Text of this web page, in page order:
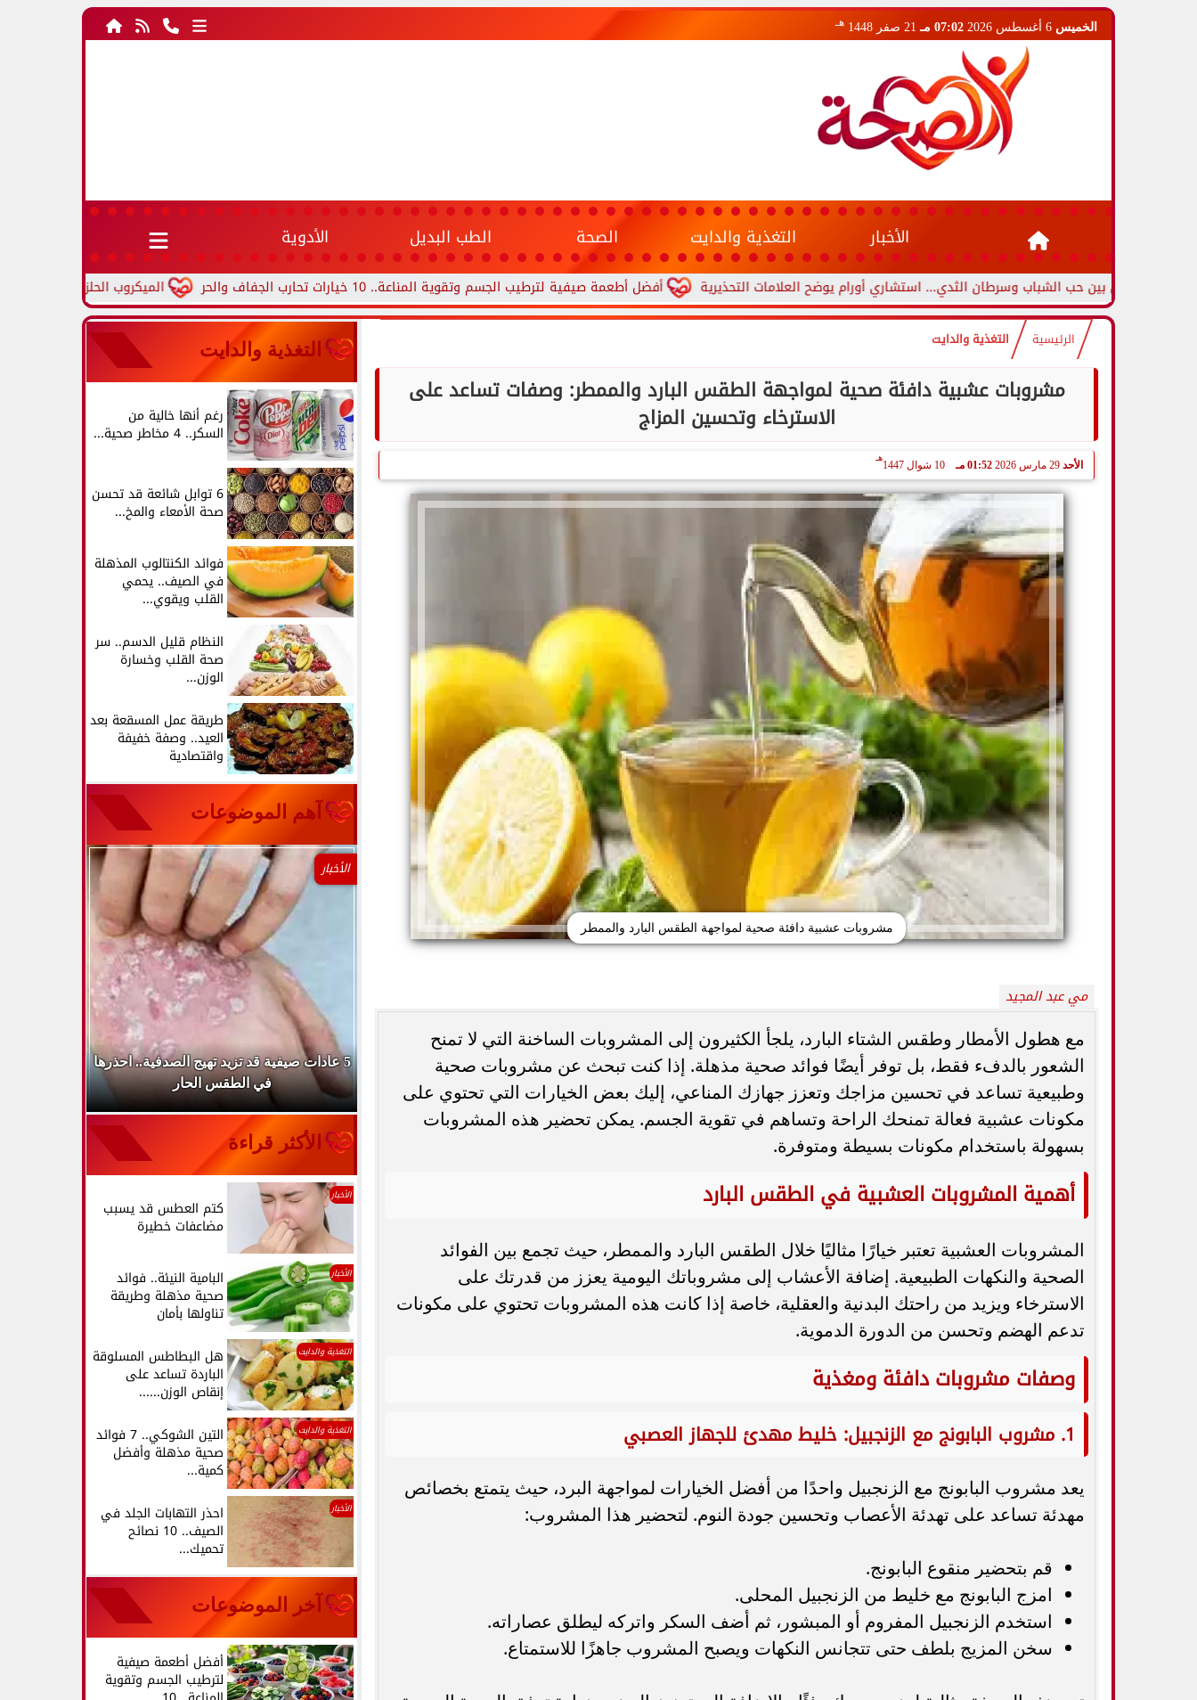
الخميس 07:02 مـ 21 صفر 1448 هـ
الأخبار التغذية والدايت الصحة الطب البديل الأدوية
الميكروب الحلزوني.. أعراض جرثومة أفضل أطعمة صيفية لترطيب الجسم وتقوية المناعة.. 10 خيارات تحارب الجفاف والحر بين حب الشباب وسرطان الثدي... استشاري أورام يوضح العلامات التحذيرية
الرئيسية التغذية والدايت
مشروبات عشبية دافئة صحية لمواجهة الطقس البارد والممطر: وصفات تساعد على
الاسترخاء وتحسين المزاج
الأحد 29 مارس 2026 01:52 مـ 10 شوال 1447
هـ
مشروبات عشبية دافئة صحية لمواجهة الطقس البارد والممطر
مي عبد المجيد
مع هطول الأمطار وطقس الشتاء البارد، يلجأ الكثيرون إلى المشروبات الساخنة التي لا تمنح
الشعور بالدفء فقط، بل توفر أيضًا فوائد صحية مذهلة. إذا كنت تبحث عن مشروبات صحية
وطبيعية تساعد في تحسين مزاجك وتعزز جهازك المناعي، إليك بعض الخيارات التي تحتوي على
مكونات عشبية فعالة تمنحك الراحة وتساهم في تقوية الجسم. يمكن تحضير هذه المشروبات
بسهولة باستخدام مكونات بسيطة ومتوفرة.
أهمية المشروبات العشبية في الطقس البارد
المشروبات العشبية تعتبر خيارًا مثاليًا خلال الطقس البارد والممطر، حيث تجمع بين الفوائد
الصحية والنكهات الطبيعية. إضافة الأعشاب إلى مشروباتك اليومية يعزز من قدرتك على
الاسترخاء ويزيد من راحتك البدنية والعقلية، خاصة إذا كانت هذه المشروبات تحتوي على مكونات
تدعم الهضم وتحسن من الدورة الدموية.
وصفات مشروبات دافئة ومغذية
1. مشروب البابونج مع الزنجبيل: خليط مهدئ للجهاز العصبي
يعد مشروب البابونج مع الزنجبيل واحدًا من أفضل الخيارات لمواجهة البرد، حيث يتمتع بخصائص
مهدئة تساعد على تهدئة الأعصاب وتحسين جودة النوم. لتحضير هذا المشروب:
قم بتحضير منقوع البابونج.
امزج البابونج مع خليط من الزنجبيل المحلى.
استخدم الزنجبيل المفروم أو المبشور، ثم أضف السكر واتركه ليطلق عصاراته.
سخن المزيج بلطف حتى تتجانس النكهات ويصبح المشروب جاهزًا للاستمتاع.
التغذية والدايت
رغم أنها خالية من
السكر.. 4 مخاطر صحية...
6 توابل شائعة قد تحسن
صحة الأمعاء والمخ...
فوائد الكنتالوب المذهلة
في الصيف.. يحمي
القلب ويقوي...
النظام قليل الدسم.. سر
صحة القلب وخسارة
الوزن...
طريقة عمل المسقعة بعد
العيد.. وصفة خفيفة
واقتصادية
آهم الموضوعات
أفضل أطعمة صيفية لترطيب الجسم وتقوية
كيف تميزين بين حب الشباب وسرطان
الثدي... استشاري أورام يوضح العلامات
التحذيرية
هل يعالج الليمون والملح حب الشباب... أطباء
يحذرون من وصفة منزلية قد...
الأخبار
5 عادات صيفية قد تزيد تهيج الصدفية.. احذرها
في الطقس الحار
الأكثر قراءة
الأخبار
كتم العطس قد يسبب
مضاعفات خطيرة
الأخبار البامية النيئة.. فوائد
صحية مذهلة وطريقة
تناولها بأمان
التغذية والدايت هل البطاطس المسلوقة
الباردة تساعد على
إنقاص الوزن......
التغذية والدايت التين الشوكي.. 7 فوائد
صحية مذهلة وأفضل
كمية...
الأخبار احذر التهابات الجلد في
الصيف.. 10 نصائح
تحميك...
آخر الموضوعات
أفضل أطعمة صيفية
لترطيب الجسم وتقوية